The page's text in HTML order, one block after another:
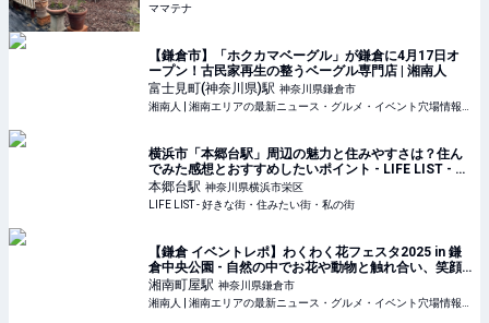
ママテナ
【鎌倉市】「ホクカマベーグル」が鎌倉に4月17日オ
ープン！古民家再生の整うベーグル専門店 | 湘南人
富士見町(神奈川県)駅 神奈川県鎌倉市
横浜市「本郷台駅」周辺の魅力と住みやすさは？住ん
でみた感想とおすすめしたいポイント - LIFE LIST - 好
きな街・住みたい街・私の街
本郷台駅 神奈川県横浜市栄区
LIFE LIST - 好きな街・住みたい街・私の街
【鎌倉 イベントレポ】わくわく花フェスタ2025 in 鎌
倉中央公園 - 自然の中でお花や動物と触れ合い、笑顔
溢れるイベント！ | 湘南人
湘南町屋駅 神奈川県鎌倉市